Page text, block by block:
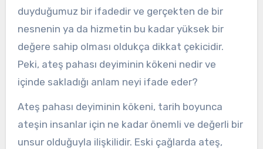
duyduğumuz bir ifadedir ve gerçekten de bir
nesnenin ya da hizmetin bu kadar yüksek bir
değere sahip olması oldukça dikkat çekicidir.
Peki, ateş pahası deyiminin kökeni nedir ve
içinde sakladığı anlam neyi ifade eder?
Ateş pahası deyiminin kökeni, tarih boyunca
ateşin insanlar için ne kadar önemli ve değerli bir
unsur olduğuyla ilişkilidir. Eski çağlarda ateş,